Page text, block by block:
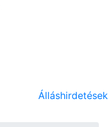
Álláshirdetések